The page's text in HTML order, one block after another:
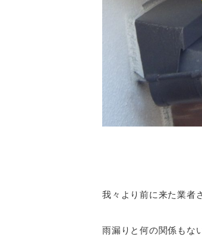
我々より前に来た業者
雨漏りと何の関係もな